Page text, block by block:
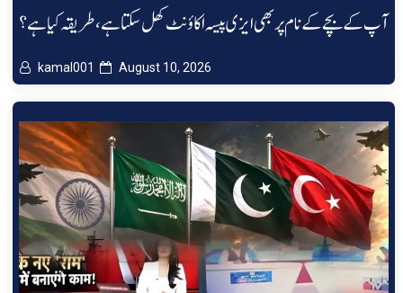
آپ کے بچے کے نام پر بھی ایزی پیسہ اکاؤنٹ کھل سکتا ہے، طریقہ کیا ہے؟
kamal001 August 10, 2026